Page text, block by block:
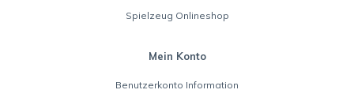
Spielzeug Onlineshop
Mein Konto
Benutzerkonto Information